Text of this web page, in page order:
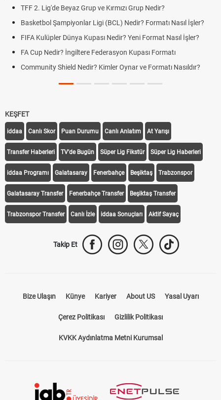
2. Lig'de Beyaz Grup ve Kırmızı Grup Nedir?
Şampiyonlar Ligi (BCL) Nedir? Formatı Nasıl İşler?
Kulüpler Dünya Kupası Nedir? Yeni Format Nasıl İşler?
Cup Nedir? İngiltere Federasyon Kupası Formatı
Shield Nedir? Kimler Oynar ve Formatı Nasıldır?
KEŞFET
iddaa Canlı Skor Puan Durumu Canlı Anlatım At Yarışı
Transfer Haberleri TV'de Bugün Süper Lig Fikstür Süper Lig Haberleri
iddaa Programı Galatasaray Fenerbahçe Beşiktaş Trabzonspor
Galatasaray Transfer Fenerbahçe Transfer Beşiktaş Transfer
Canlı İzle iddaa Sonuçları Aktif Sayaç
Künye Kariyer About US
Çerez Politikası Gizlilik Politikası